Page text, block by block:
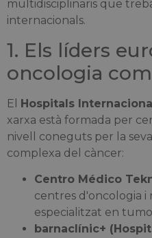
multidisciplinaris que
internacionals.
1. Els líders
oncologia
El Hospitals
xarxa està formada per
nivell coneguts per la
complexa del càncer:
Centro Médico
centres d'oncologia i
especialitzat en
barnaclínic+